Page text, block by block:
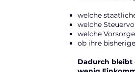
welche
welche
welche
ob ihre
Dadurch bleibt